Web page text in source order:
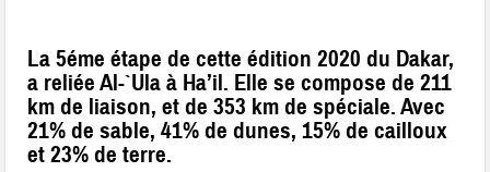
La 5éme étape de cette édition 2020 du Dakar,
a reliée Al-`Ula à Ha’il. Elle se compose de211
kmde liaison, et de 353 km de spéciale. Avec
21% de sable, 41% de dunes, 15% de cailloux
et 23% de terre.